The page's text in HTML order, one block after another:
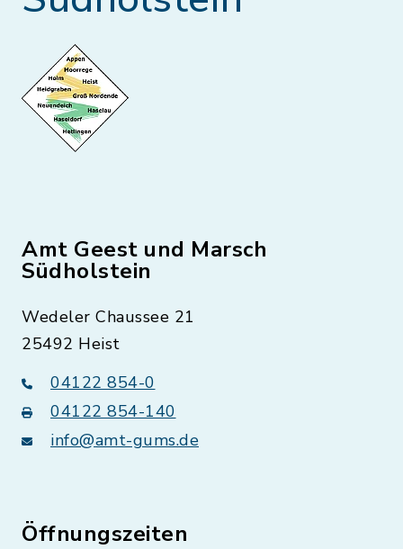
Amt Geest und Marsch
Südholstein
Wedeler Chaussee 21
25492 Heist
04122 854-0
04122 854-140
info@amt-gums.de
Öffnungszeiten